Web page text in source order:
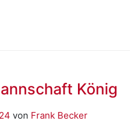
König
von Frank Becker